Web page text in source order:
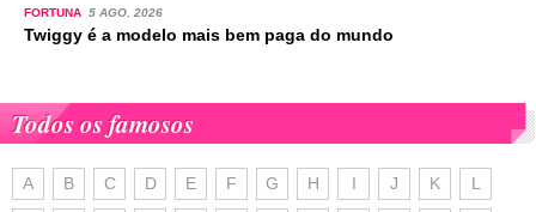
FORTUNA 5 AGO. 2026
Twiggy é a modelo mais bem paga do mundo
Todos os famosos
A B C D E F G H I J K L